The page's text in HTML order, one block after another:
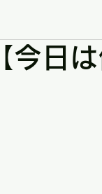
【今日